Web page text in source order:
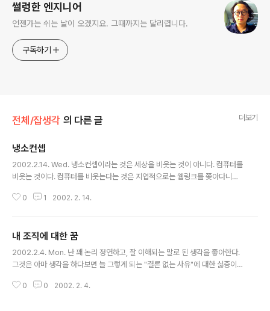
썰렁한 엔지니어
언젠가는 쉬는 날이 오겠지요. 그때까지는 달리렵니다.
구독하기
전체/잡생각 의 다른 글 더보기
냉소컨셉
2002.2.14. Wed. 냉소컨셉이라는 것은 세상을 비웃는 것이 아니다. 컴퓨터를
비웃는 것이다. 컴퓨터를 비웃는다는 것은 지엽적으로는 웹링크를 쫒아다니며,
그래머를 비웃는 것이다. 오해하지 말기를 바란다. 그 컨셉을 적나라하게 드러
향해있지만, 정작은 이 사이트를 방문하는 모든 사람을 향한 것이다. 내가 이 사
이트를 방문하는 사람에게, 냉소를 던지는 이유는, 어쩌면 현재의 내 기분이 그
런 상황의 연속이기 때문이며, 받은 자극에 대한 일말의 분출구로서 홈을 재구
0 1 2002. 2. 14.
내 조직에 대한 꿈
2002.2.4. Mon. 난 꽤 논리 정연하고, 잘 이해되는 말로 된 생각을 좋아한다.
그것은 아마 생각을 하다보면 늘 그렇게 되는 "결론 없는 사유"에 대한 싫증이지
주지 않는 결론을 도출한 상황에 이른 것이라 정의하고 싶다. 그것은, 내가 프로
0 0 2002. 2. 4.